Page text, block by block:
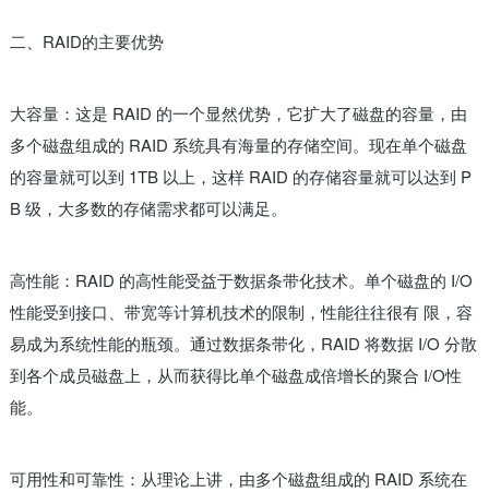
二、RAID的主要优势
大容量：这是 RAID 的一个显然优势，它扩大了磁盘的容量，由
多个磁盘组成的 RAID 系统具有海量的存储空间。现在单个磁盘
的容量就可以到 1TB 以上，这样 RAID 的存储容量就可以达到 P
B 级，大多数的存储需求都可以满足。
高性能：RAID 的高性能受益于数据条带化技术。单个磁盘的 I/O
性能受到接口、带宽等计算机技术的限制，性能往往很有 限，容
易成为系统性能的瓶颈。通过数据条带化，RAID 将数据 I/O 分散
到各个成员磁盘上，从而获得比单个磁盘成倍增长的聚合 I/O性
能。
可用性和可靠性：从理论上讲，由多个磁盘组成的 RAID 系统在